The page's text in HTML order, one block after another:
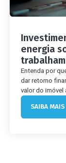
energia
Entenda por
dar retorno
valor do imóvel
SAIBA MAIS